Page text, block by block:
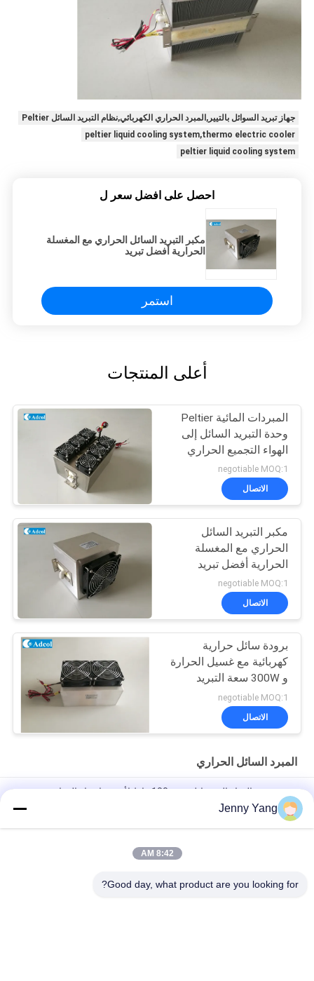
جهاز تبريد السوائل بالتيير,المبرد الحراري الكهربائي,نظام التبريد السائل Peltier
peltier liquid cooling system,thermo electric cooler
peltier liquid cooling system
احصل على افضل سعر ل
مكبر التبريد السائل الحراري مع المغسلة
الحرارية أفضل تبريد
استمر
أعلى المنتجات
المبردات المائية Peltier
وحدة التبريد السائل إلى
الهواء التجميع الحراري
negotiable MOQ:1
الاتصال
مكبر التبريد السائل
الحراري مع المغسلة
الحرارية أفضل تبريد
negotiable MOQ:1
الاتصال
برودة سائل حرارية
كهربائية مع غسيل الحرارة
و 300W سعة التبريد
negotiable MOQ:1
الاتصال
المبرد السائل الحراري
مبرد تجميع الهواء إلى سائل بقوة 100 واط لأجهزة اختبار الدوائر
المتكاملة ومعدات المشروبات والمختبرات
سخان سائل حرارة كهربائي مضغوط مع مصارف حرارة عالية الكثافة
Jenny Yang
8:42 AM
Good day, what product are you looking for?